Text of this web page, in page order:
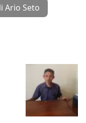
Ario Seto